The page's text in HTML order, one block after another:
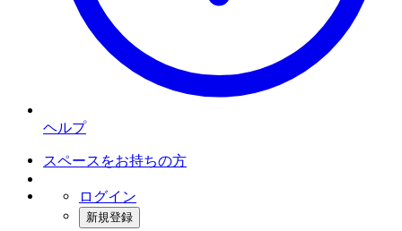
ヘルプ
スペースをお持ちの方
ログイン
新規登録